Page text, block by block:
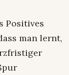
Positives
man lernt,